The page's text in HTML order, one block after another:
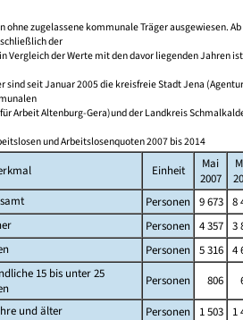
ohne zugelassene kommunale Träger ausgewiesen.
der
Vergleich der Werte mit den davor liegenden Jahren
sind seit Januar 2005 die kreisfreie Stadt Jena
Arbeit Altenburg-Gera)und der Landkreis
und Arbeitslosenquoten 2007 bis 2014
Einheit
Mai
2007
Personen 9 673 8
Personen 4 357 3
Personen 5 316 4
15 bis unter 25
Personen 806
und älter
Personen 1 503 1